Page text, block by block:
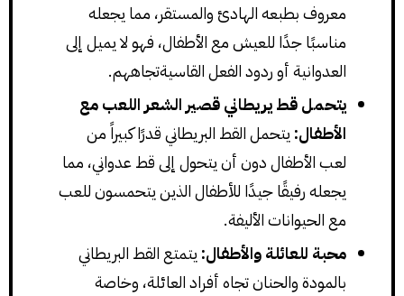
معروف بطبعه الهادئ والمستقر، مما يجعله
مناسبًا جدًا للعيش مع الأطفال، فهو لا يميل إلى
العدوانية أو ردود الفعل القاسيةتجاههم.
يتحمل قط يريطاني قصير الشعر اللعب مع
الأطفال: يتحمل القط البريطاني قدرًا كبيراً من
لعب الأطفال دون أن يتحول إلى قط عدواني، مما
يجعله رفيقًا جيدًا للأطفال الذين يتحمسون للعب
مع الحيوانات الأليفة.
محبة للعائلة والأطفال: يتمتع القط البريطاني
بالمودة والحنان تجاه أفراد العائلة، وخاصة